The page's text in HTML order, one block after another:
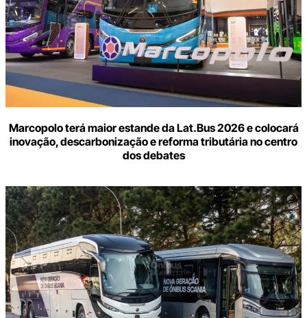
Marcopolo terá maior estande da Lat.Bus 2026 e colocará
inovação, descarbonização e reforma tributária no centro
dos debates